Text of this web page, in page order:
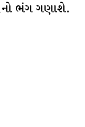
ભંગ ગણાશે.